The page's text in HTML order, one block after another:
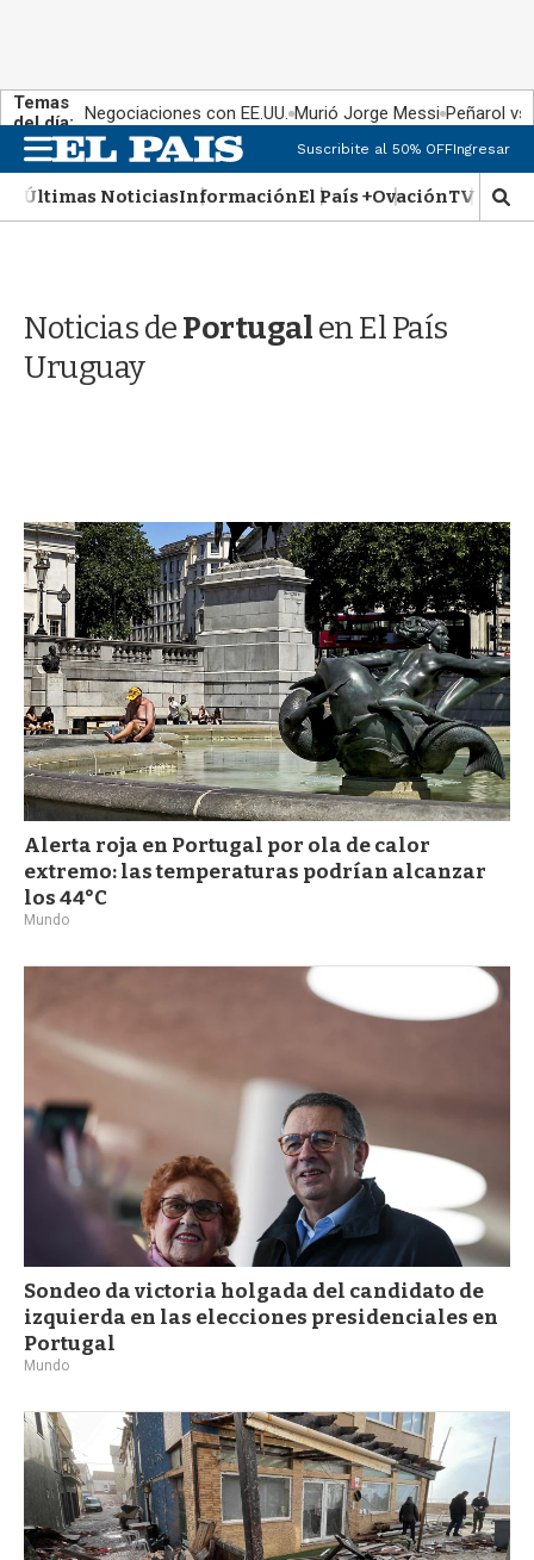
Temas
del día: Negociaciones con EE.UU. Murió Jorge Messi Peñarol
M
e
n
u
Suscribite al 50% OFFIngresar
Últimas NoticiasInformaciónEl País +OvaciónTV Show
M
o
d
a
Noticias dePortugalen El País
Uruguay
Alerta roja en Portugal por ola de calor
extremo: las temperaturas podrían alcanzar
los 44°C
Mundo
Sondeo da victoria holgada del candidato de
izquierda en las elecciones presidenciales en
Portugal
Mundo